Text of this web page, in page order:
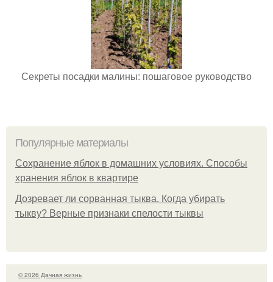
Секреты посадки малины: пошаговое руководство
Популярные материалы
Сохранение яблок в домашних условиях. Способы
хранения яблок в квартире
Дозревает ли сорванная тыква. Когда убирать
тыкву? Верные признаки спелости тыквы
© 2026 Дачная жизнь